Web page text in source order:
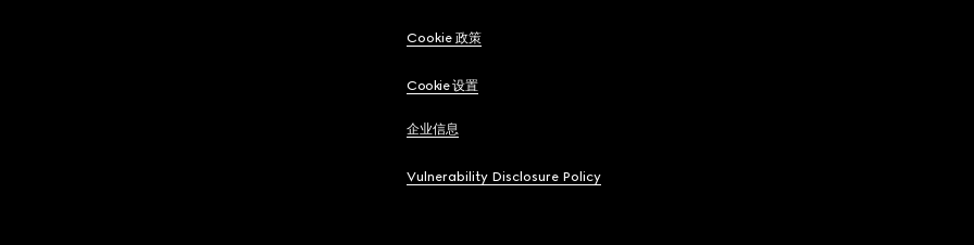
Cookie 政策
Cookie 设置
企业信息
Vulnerability Disclosure Policy